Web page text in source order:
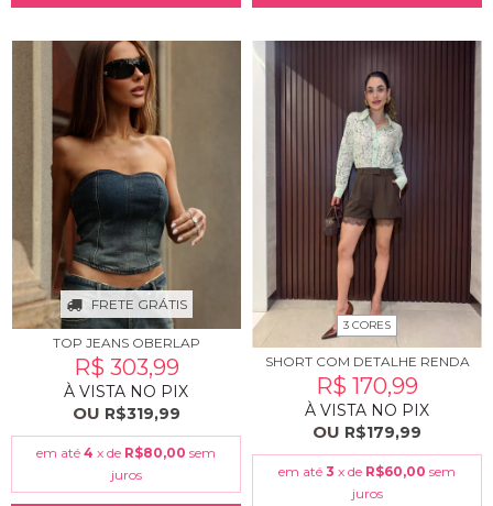
FRETE GRÁTIS
TOP JEANS OBERLAP
R$ 303,99
À VISTA NO PIX
OU R$319,99
em até 4 x de R$80,00 sem
juros
3 CORES
SHORT COM DETALHE RENDA
R$ 170,99
À VISTA NO PIX
OU R$179,99
em até 3 x de R$60,00 sem
juros